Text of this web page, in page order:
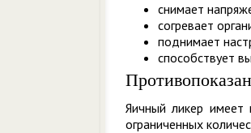
снимает
согревает
поднимает
способствует
Яичный ликер имеет
ограниченных